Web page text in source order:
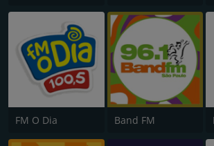
FM O Dia Band FM